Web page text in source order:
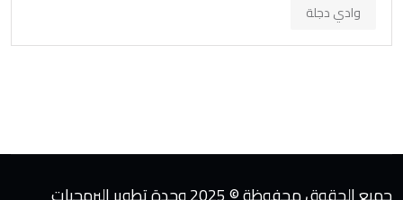
وادي دجلة